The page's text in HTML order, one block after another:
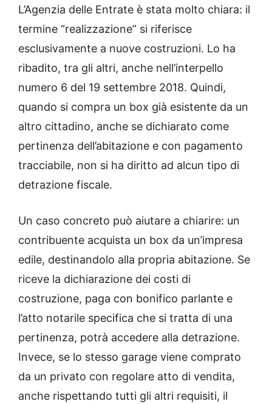
L’Agenzia delle Entrate è stata molto chiara: il
termine “realizzazione” si riferisce
esclusivamente a nuove costruzioni. Lo ha
ribadito, tra gli altri, anche nell’interpello
numero 6 del 19 settembre 2018. Quindi,
quando si compra un box già esistente da un
altro cittadino, anche se dichiarato come
pertinenza dell’abitazione e con pagamento
tracciabile, non si ha diritto ad alcun tipo di
detrazione fiscale.
Un caso concreto può aiutare a chiarire: un
contribuente acquista un box da un’impresa
edile, destinandolo alla propria abitazione. Se
riceve la dichiarazione dei costi di
costruzione, paga con bonifico parlante e
l’atto notarile specifica che si tratta di una
pertinenza, potrà accedere alla detrazione.
Invece, se lo stesso garage viene comprato
da un privato con regolare atto di vendita,
anche rispettando tutti gli altri requisiti, il